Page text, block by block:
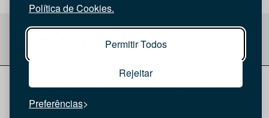
Política de Cookies.
Permitir Todos
Rejeitar
Preferências
© 2026 Saúde OralFicha Técnica|Política de Cookies|
Política de privacidade